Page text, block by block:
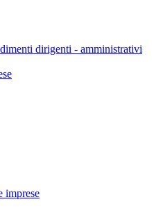
dirigenti - amministrativi
imprese